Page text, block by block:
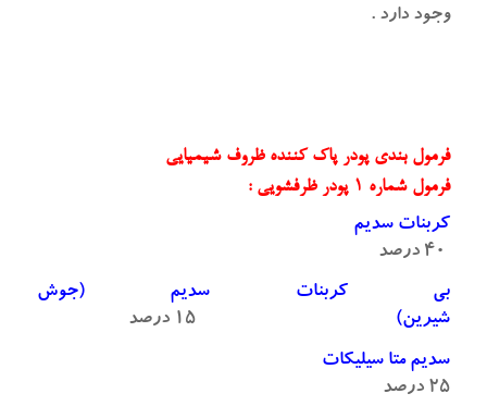
وجود دارد .
فرمول بندی پودر پاک کننده ظروف شیمیایی
فرمول شماره ۱ پودر ظرفشویی :
کربنات سدیم
بی کربنات سدیم (جوش
شیرین)
سدیم متا سیلیکات
۲۵ درصد